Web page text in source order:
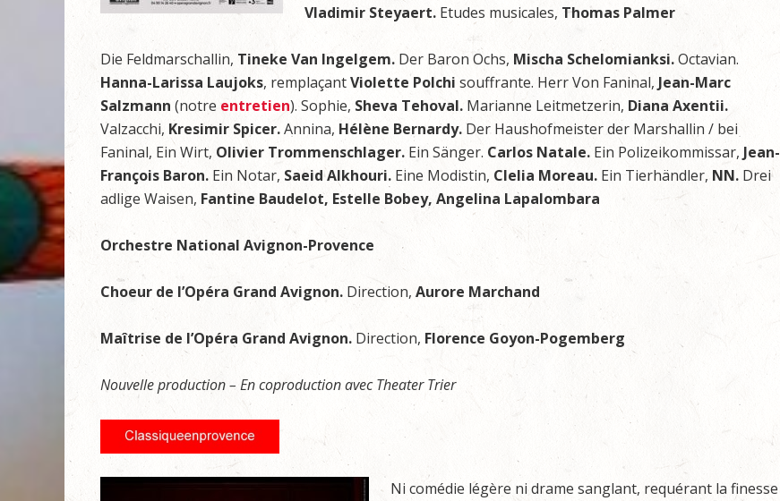
Vladimir Steyaert. Etudes musicales, Thomas Palmer
Die Feldmarschallin, Tineke Van Ingelgem. Der Baron Ochs, Mischa Schelomianksi.Octavian.
Hanna-Larissa Laujoks, remplaçantViolette Polchi souffrante. Herr Von Faninal,Jean-Marc
Salzmann (notre entretien). Sophie, Sheva Tehoval. Marianne Leitmetzerin, Diana Axentii.
Valzacchi, Kresimir Spicer.Annina, Hélène Bernardy. Der Haushofmeister der Marshallin / bei
Faninal, Ein Wirt, Olivier Trommenschlager. Ein Sänger. Carlos Natale. Ein Polizeikommissar, Jean-
François Baron. Ein Notar, Saeid Alkhouri. Eine Modistin, Clelia Moreau. Ein Tierhändler, NN. Drei
adlige Waisen, Fantine Baudelot, Estelle Bobey, Angelina Lapalombara
Orchestre National Avignon-Provence
Choeur de l’Opéra Grand Avignon. Direction, Aurore Marchand
Maîtrise de l’Opéra Grand Avignon. Direction, Florence Goyon-Pogemberg
Nouvelle production – En coproduction avec Theater Trier
Ni comédie légère ni drame sanglant, requérant la finesse